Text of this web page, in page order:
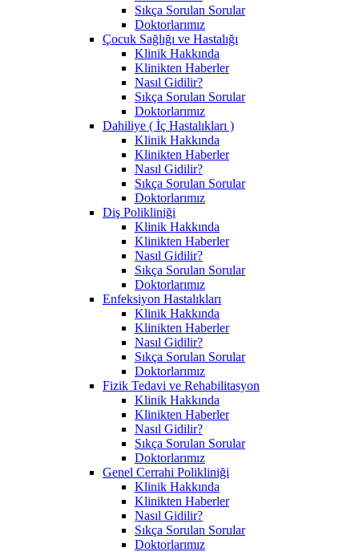
Sıkça Sorulan Sorular
Doktorlarımız
Çocuk Sağlığı ve Hastalığı
Klinik Hakkında
Klinikten Haberler
Nasıl Gidilir?
Sıkça Sorulan Sorular
Doktorlarımız
Dahiliye ( İç Hastalıkları )
Klinik Hakkında
Klinikten Haberler
Nasıl Gidilir?
Sıkça Sorulan Sorular
Doktorlarımız
Diş Polikliniği
Klinik Hakkında
Klinikten Haberler
Nasıl Gidilir?
Sıkça Sorulan Sorular
Doktorlarımız
Enfeksiyon Hastalıkları
Klinik Hakkında
Klinikten Haberler
Nasıl Gidilir?
Sıkça Sorulan Sorular
Doktorlarımız
Fizik Tedavi ve Rehabilitasyon
Klinik Hakkında
Klinikten Haberler
Nasıl Gidilir?
Sıkça Sorulan Sorular
Doktorlarımız
Genel Cerrahi Polikliniği
Klinik Hakkında
Klinikten Haberler
Nasıl Gidilir?
Sıkça Sorulan Sorular
Doktorlarımız